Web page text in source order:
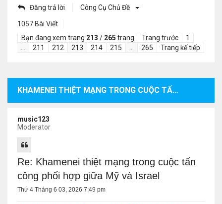
Đăng trả lời Công Cụ Chủ Đề
1057 Bài Viết
Bạn đang xem trang 213 / 265 trang Trang trước
1
211 212 213 214 215 265 Trang kế tiếp
KHAMENEI THIỆT MẠNG TRONG CUỘC TẤN CÔNG PHỐI HỢP GIỮA MỸ VÀ ISRAEL
music123
Moderator
Re: Khamenei thiệt mạng trong cuộc tấn
công phối hợp giữa Mỹ và Israel
Thứ 4 Tháng 6 03, 2026 7:49 pm